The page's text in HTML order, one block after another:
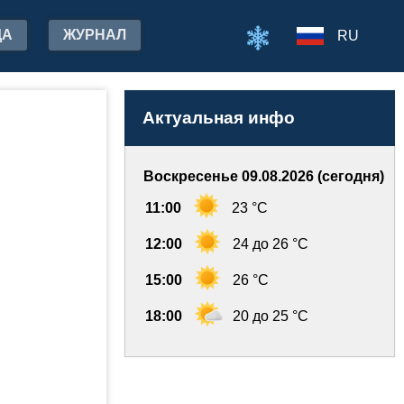
ЖУРНАЛ RU
Актуальная инфо
Воскресенье 09.08.2026 (сегодня)
11:00 23 °C
12:00 24 до 26 °C
15:00 26 °C
18:00 20 до 25 °C